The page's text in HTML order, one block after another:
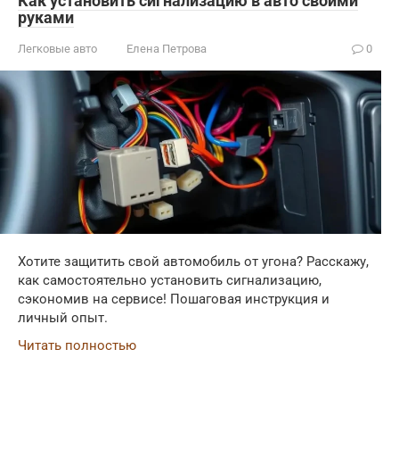
руками
Легковые авто Елена Петрова 0
Хотите защитить свой автомобиль от угона? Расскажу,
как самостоятельно установить сигнализацию,
сэкономив на сервисе! Пошаговая инструкция и
личный опыт.
Читать полностью